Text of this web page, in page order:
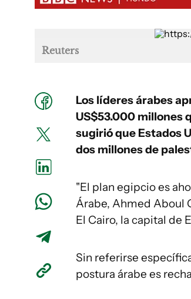
Reuters
Los líderes árabes
US$53.000 millones
sugirió que Estados
dos millones de
"El plan egipcio es
Árabe, Ahmed Aboul
El Cairo, la capital de
Sin referirse
postura árabe es